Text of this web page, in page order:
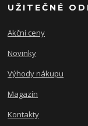
UŽITEČNÉ
Akční ceny
Novinky
Výhody nákupu
Magazín
Kontakty